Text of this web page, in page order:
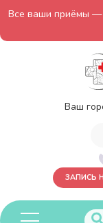
Все ваши приёмы —
Ваш
ЗАПИСЬ